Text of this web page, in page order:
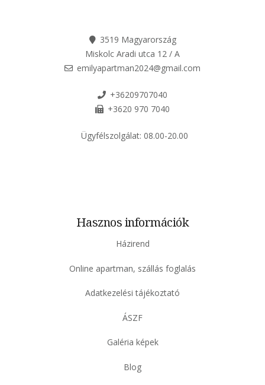
3519 Magyarország
Miskolc Aradi utca 12 / A
emilyapartman2024@gmail.com
+36209707040
+3620 970 7040
Ügyfélszolgálat: 08.00-20.00
Hasznos információk
Házirend
Online apartman, szállás foglalás
Adatkezelési tájékoztató
ÁSZF
Galéria képek
Blog